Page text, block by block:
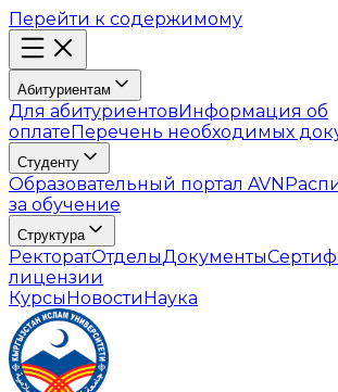
Перейти к содержимому
Абитуриентам
Для абитуриентовИнформация об
оплатеПеречень необходимых
Студенту
Образовательный портал AVN
за обучение
Структура
РекторатОтделыДокументы
лицензии
КурсыНовостиНаука